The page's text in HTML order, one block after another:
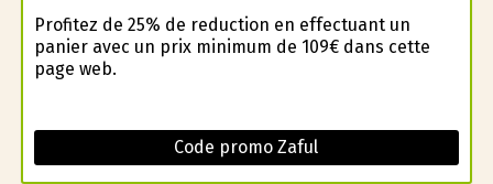
Profitez de 25% de reduction en effectuant un
panier avec un prix minimum de 109€ dans cette
page web.
Code promo Zaful